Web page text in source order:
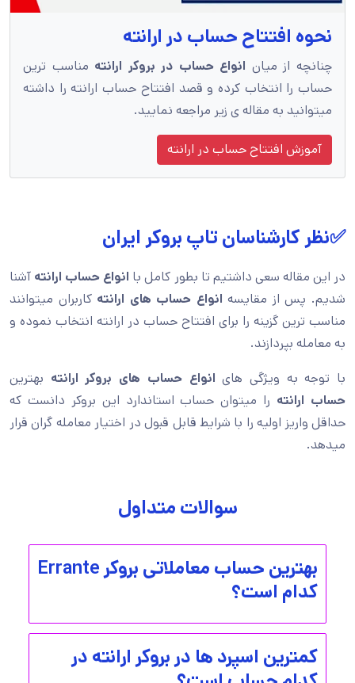
نحوه افتتاح حساب در ارانته
چنانچه از میان انواع حساب در بروکر ارانته مناسب ترین
حساب را انتخاب کرده و قصد افتتاح حساب ارانته را داشته
میتوانید به مقاله ی زیر مراجعه نمایید.
آموزش افتتاح حساب در ارانته
✅نظر کارشناسان تاپ بروکر ایران
در این مقاله سعی داشتیم تا بطور کامل با انواع حساب ارانته آشنا
شدیم. پس از مقایسه انواع حساب های ارانته کاربران میتوانند
مناسب ترین گزینه را برای افتتاح حساب در ارانته انتخاب نموده و
به معامله بپردازند.
با توجه به ویژگی هایانواع حساب های بروکر ارانته بهترین
حساب ارانته را میتوان حساب استاندارد این بروکر دانست که
حداقل واریز اولیه را با شرایط قابل قبول در اختیار معامله گران قرار
میدهد.
سوالات متداول
بهترین حساب معاملاتی بروکر Errante
کدام است؟
کمترین اسپرد ها در بروکر ارانته در